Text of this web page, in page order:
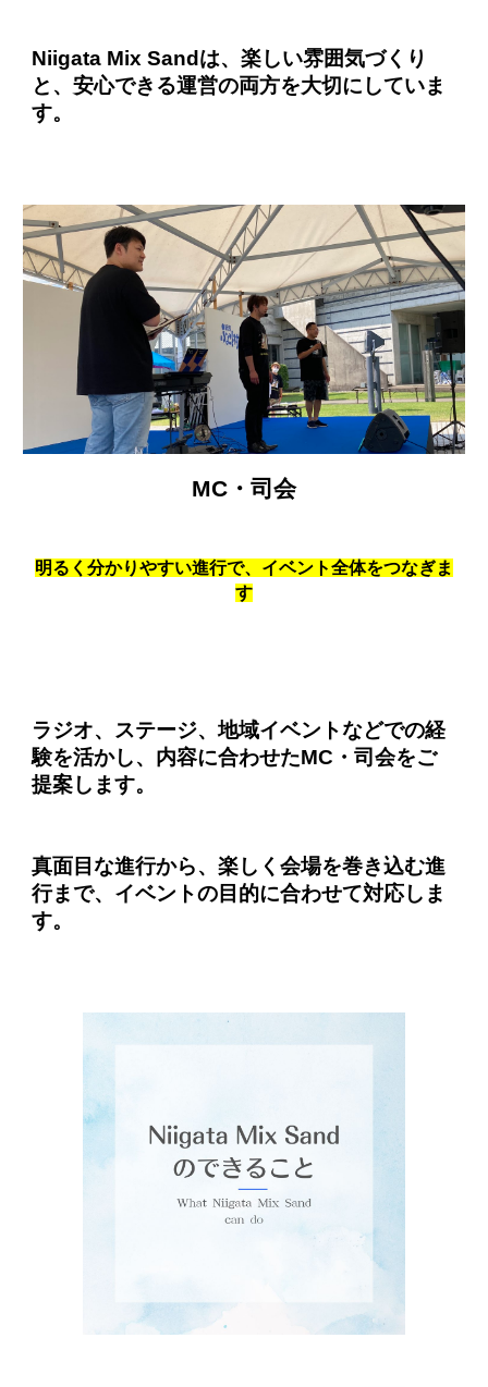
Niigata Mix Sandは、楽しい雰囲気づくり
と、安心できる運営の両方を大切にしていま
す。
MC・司会
明るく分かりやすい進行で、イベント全体をつなぎま
す
ラジオ、ステージ、地域イベントなどでの経
験を活かし、内容に合わせたMC・司会をご
提案します。
真面目な進行から、楽しく会場を巻き込む進
行まで、イベントの目的に合わせて対応しま
す。